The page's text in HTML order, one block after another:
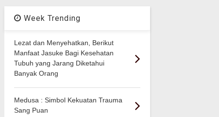
Week Trending
Lezat dan Menyehatkan, Berikut
Manfaat Jasuke Bagi Kesehatan
Tubuh yang Jarang Diketahui
Banyak Orang
Medusa : Simbol Kekuatan Trauma
Sang Puan